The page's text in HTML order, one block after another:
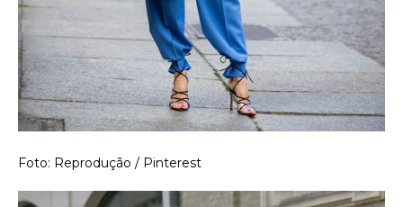
Foto: Reprodução / Pinterest